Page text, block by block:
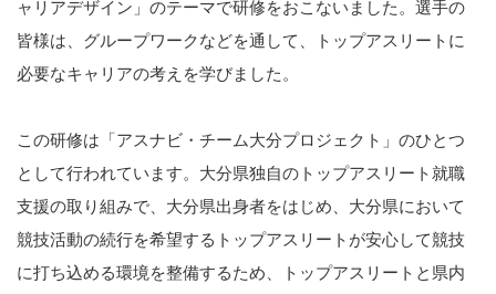
ャリアデザイン」のテーマで研修をおこないました。選手の
皆様は、グループワークなどを通して、トップアスリートに
必要なキャリアの考えを学びました。
この研修は「アスナビ・チーム大分プロジェクト」のひとつ
として行われています。大分県独自のトップアスリート就職
支援の取り組みで、大分県出身者をはじめ、大分県において
競技活動の続行を希望するトップアスリートが安心して競技
に打ち込める環境を整備するため、トップアスリートと県内